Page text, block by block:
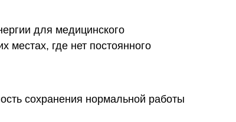
для медицинского
местах, где нет постоянного
сохранения нормальной работы